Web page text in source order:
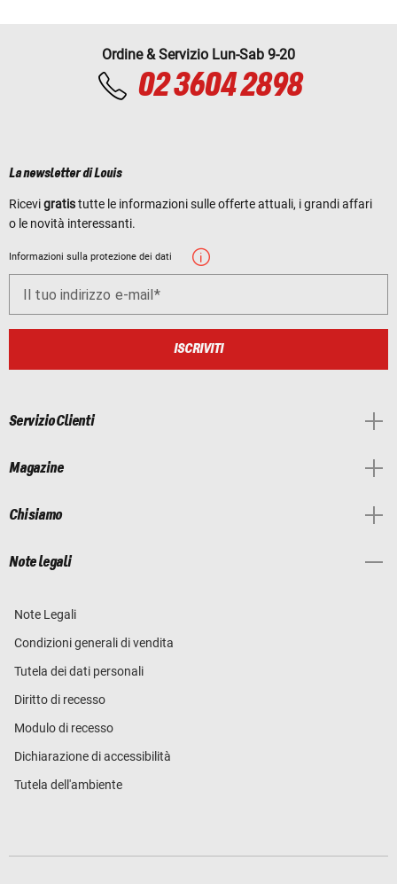
Ordine & Servizio Lun-Sab 9-20
02 3604 2898
La newsletter di Louis
Ricevigratistutte le informazioni sulle offerte attuali, i grandi affari
o le novità interessanti.
Informazioni sulla protezione dei dati
Il tuo indirizzo e-mail
ISCRIVITI
Servizio Clienti
Magazine
Chi siamo
Note legali
Note Legali
Condizioni generali di vendita
Tutela dei dati personali
Diritto di recesso
Modulo di recesso
Dichiarazione di accessibilità
Tutela dell'ambiente